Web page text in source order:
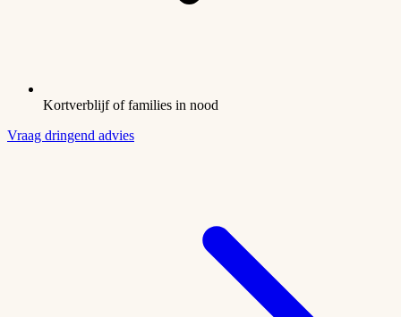
Kortverblijf of families in nood
Vraag dringend advies